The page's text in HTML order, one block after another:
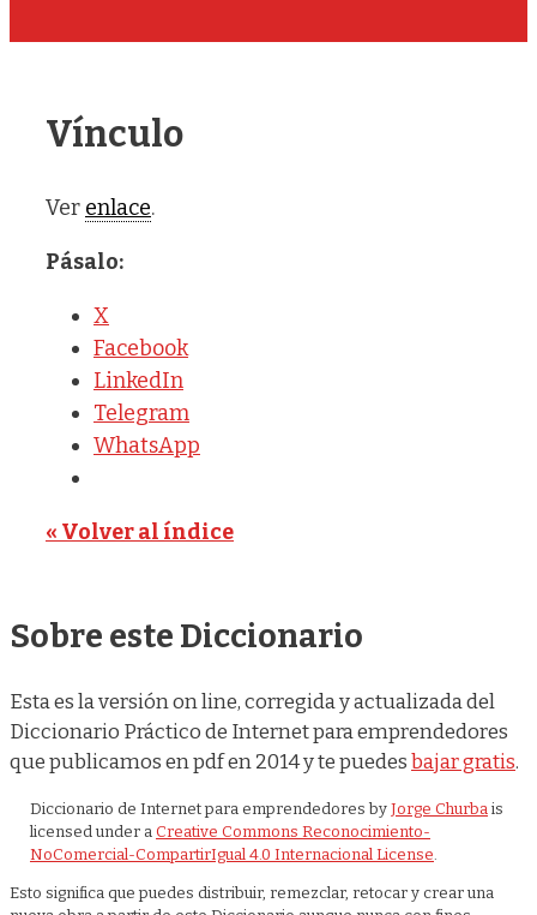
Vínculo
Ver enlace.
Pásalo:
X
Facebook
LinkedIn
Telegram
WhatsApp
« Volver al índice
Sobre este Diccionario
Esta es la versión on line, corregida y actualizada del
Diccionario Práctico de Internet para emprendedores
que publicamos en pdf en 2014 y te puedesbajar gratis.
Diccionario de Internet para emprendedores by Jorge Churba is
licensed under a Creative Commons Reconocimiento-
NoComercial-CompartirIgual 4.0 Internacional License
Esto significa que puedes distribuir, remezclar, retocar y crear una